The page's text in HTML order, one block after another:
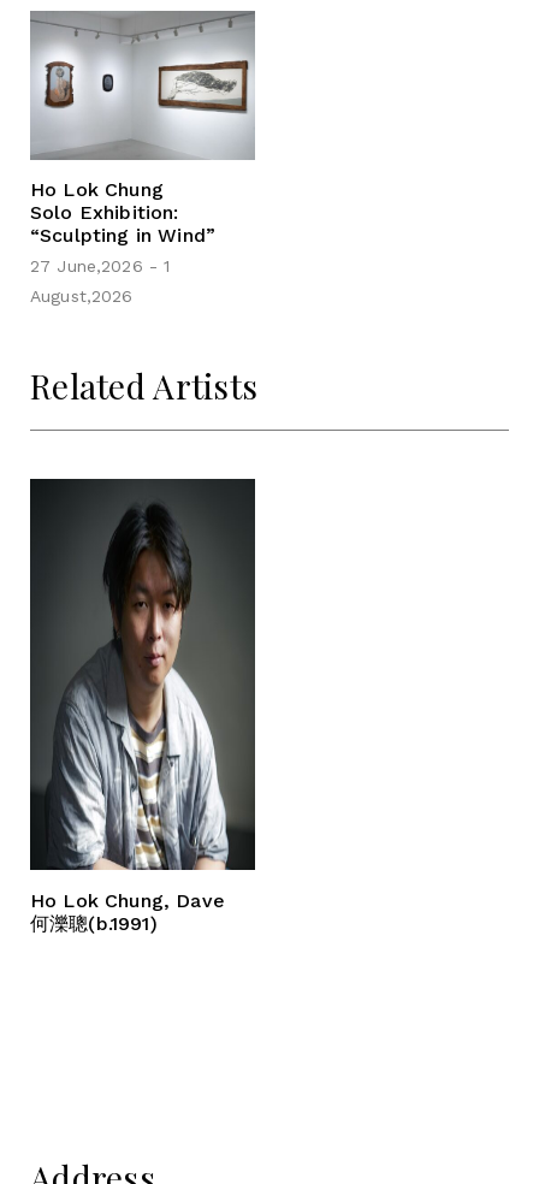
Ho Lok Chung
Solo Exhibition:
“Sculpting in Wind”
27 June,2026 - 1
August,2026
Related Artists
Ho Lok Chung, Dave
何濼聰(b.1991)